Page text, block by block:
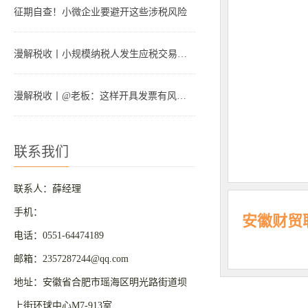
征期自查！小微企业要避开这些涉税风险
漫解税收丨小规模纳税人发生应税交易，注意这3个风险点
漫解税收丨@老板：这样开具发票有风险！
联系我们
联系人：薛经理
手机：
电话：0551-64474189
邮箱：2357287244@qq.com
地址：安徽省合肥市瑶海区明光路街道坝
上街环球中心M7-913室
安徽财贸